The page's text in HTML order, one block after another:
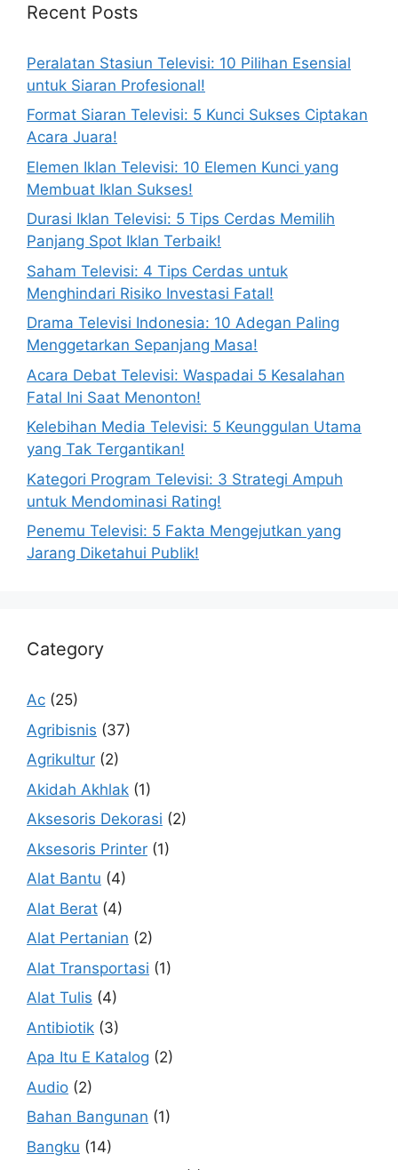
Recent Posts
Peralatan Stasiun Televisi: 10 Pilihan Esensial
untuk Siaran Profesional!
Format Siaran Televisi: 5 Kunci Sukses Ciptakan
Acara Juara!
Elemen Iklan Televisi: 10 Elemen Kunci yang
Membuat Iklan Sukses!
Durasi Iklan Televisi: 5 Tips Cerdas Memilih
Panjang Spot Iklan Terbaik!
Saham Televisi: 4 Tips Cerdas untuk
Menghindari Risiko Investasi Fatal!
Drama Televisi Indonesia: 10 Adegan Paling
Menggetarkan Sepanjang Masa!
Acara Debat Televisi: Waspadai 5 Kesalahan
Fatal Ini Saat Menonton!
Kelebihan Media Televisi: 5 Keunggulan Utama
yang Tak Tergantikan!
Kategori Program Televisi: 3 Strategi Ampuh
untuk Mendominasi Rating!
Penemu Televisi: 5 Fakta Mengejutkan yang
Jarang Diketahui Publik!
Category
Ac (25)
Agribisnis (37)
Agrikultur (2)
Akidah Akhlak (1)
Aksesoris Dekorasi (2)
Aksesoris Printer (1)
Alat Bantu (4)
Alat Berat (4)
Alat Pertanian (2)
Alat Transportasi (1)
Alat Tulis (4)
Antibiotik (3)
Apa Itu E Katalog (2)
Audio (2)
Bahan Bangunan (1)
Bangku (14)